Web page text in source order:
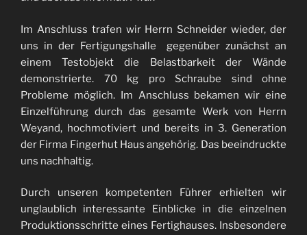
Im Anschluss trafen wir Herrn Schneider wieder, der
uns in der Fertigungshalle gegenüber zunächst an
einem Testobjekt die Belastbarkeit der Wände
demonstrierte. 70 kg pro Schraube sind ohne
Probleme möglich. Im Anschluss bekamen wir eine
Einzelführung durch das gesamte Werk von Herrn
Weyand, hochmotiviert und bereits in 3. Generation
der Firma Fingerhut Haus angehörig. Das beeindruckte
uns nachhaltig.
Durch unseren kompetenten Führer erhielten wir
unglaublich interessante Einblicke in die einzelnen
Produktionsschritte eines Fertighauses. Insbesondere